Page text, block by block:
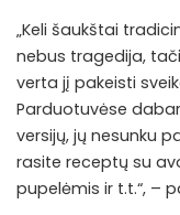
„Keli šaukštai
nebus tragedija,
verta jį pakeisti
Parduotuvėse
versijų, jų nesunku
rasite receptų su
pupelėmis ir t.t.“, –